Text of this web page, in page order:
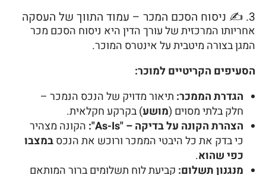
3. ✍️ ניסוח הסכם המכר – עמוד התווך של העסקה
אחריותו המרכזית של עורך הדין היא ניסוח הסכם מכר
המגן בצורה מיטבית על אינטרס המוכר.
הסעיפים הקריטיים למוכר:
הגדרת הממכר: תיאור מדויק של הנכס הנמכר –
חלק בלתי מסוים (מושע) בקרקע חקלאית.
הצהרת הקונה על בדיקה – "As-Is":
הקונה מצהיר
כי בדק את כל היבטי הממכר ורוכש את הנכסבמצבו
כפי שהוא.
מנגנון תשלום: קביעת לוח תשלומים ברור המותאם